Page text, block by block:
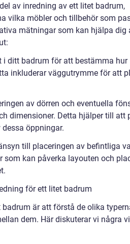
av inredning av ett litet badrum,
vilka möbler och tillbehör som
mätningar som kan hjälpa dig
ditt badrum för att bestämma hur
inkluderar väggutrymme för att
av dörren och eventuella
dimensioner. Detta hjälper till att
öppningar.
till placeringen av befintliga
kan påverka layouten och
för ett litet badrum
är att förstå de olika
dem. Här diskuterar vi några